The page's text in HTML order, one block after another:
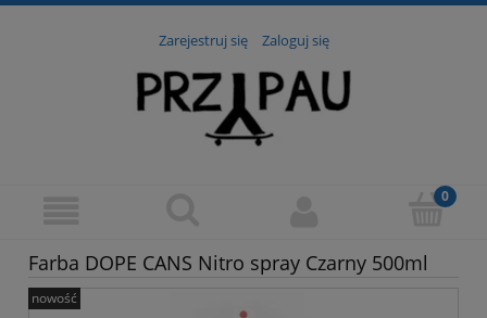
Zarejestruj się Zaloguj się
Farba DOPE CANS Nitro spray Czarny 500ml
nowość